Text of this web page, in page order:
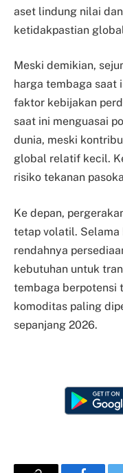
aset lindung nilai
ketidakpastian
Meski demikian,
harga tembaga saat
faktor kebijakan
saat ini menguasai
dunia, meski
global relatif kecil.
risiko tekanan
Ke depan,
tetap volatil.
rendahnya
kebutuhan untuk
tembaga berpotensi
komoditas paling
sepanjang 2026.